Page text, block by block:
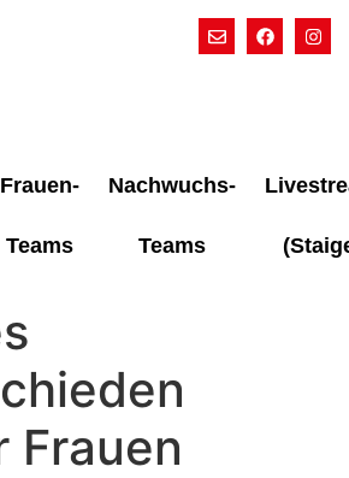
Frauen-
Teams
Nachwuchs-
Teams
Frauen